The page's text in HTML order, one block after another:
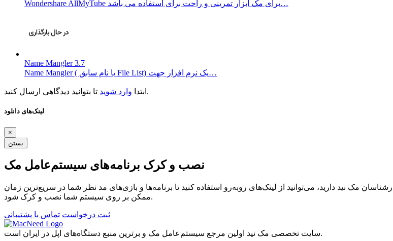
Wondershare AllMyTube برای مک ابزار تمرینی و راحت برای استفاده می باشد…
Name Mangler 3.7
Name Mangler ( با نام سابق File List) یک نرم افزار جهت…
ابتدا وارد شوید تا بتوانید دیدگاهی ارسال کنید.
لینک‌های دانلود
×
بستن
نصب و کرک برنامه‌های سیستم‌عامل مک
مک نید دارید، می‌توانید از لینک‌های رو‌به‌رو استفاده کنید تا برنامه‌ها و بازی‌های مد نظر شما در سریع‌ترین زمان
ممکن بر روی سیستم شما نصب و کرک شود.
ثبت درخواست تماس با پشتیبانی
سایت تخصصی مک نید اولین مرجع سیستم‌عامل مک و برترین منبع دستگاه‌های اپل در ایران است.